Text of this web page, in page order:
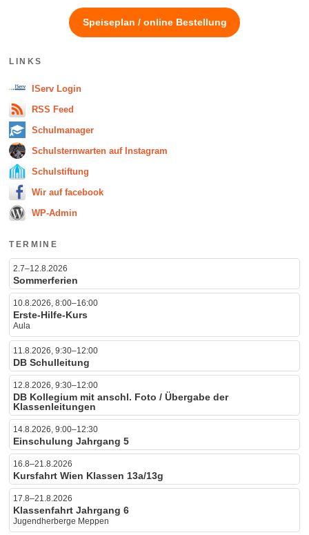
Speiseplan / online Bestellung
LINKS
IServ Login
RSS Feed
Schulmanager
Schulsternwarten auf Instagram
Schulstiftung
Wir auf facebook
WP-Admin
TERMINE
2.7–12.8.2026
Sommerferien
10.8.2026, 8:00–16:00
Erste-Hilfe-Kurs
Aula
11.8.2026, 9:30–12:00
DB Schulleitung
12.8.2026, 9:30–12:00
DB Kollegium mit anschl. Foto / Übergabe der
Klassenleitungen
14.8.2026, 9:00–12:30
Einschulung Jahrgang 5
16.8–21.8.2026
Kursfahrt Wien Klassen 13a/13g
17.8–21.8.2026
Klassenfahrt Jahrgang 6
Jugendherberge Meppen